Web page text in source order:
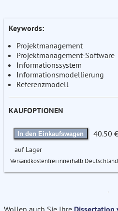
Keywords:
Projektmanagement
Projektmanagement-Software
Informationssystem
Informationsmodellierung
Referenzmodell
KAUFOPTIONEN
In den Einkaufswagen 40.50 €
auf Lager
Versandkostenfrei innerhalb